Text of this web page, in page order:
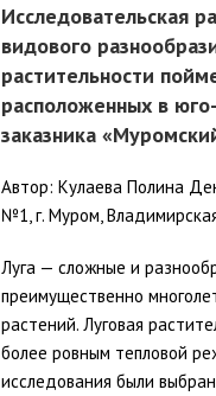
Исследовательская
видового
растительности
расположенных в
заказника
Автор: Кулаева Полина
№1, г. Муром,
Луга — сложные и
преимущественно
растений. Луговая
более ровным тепловой
исследования были